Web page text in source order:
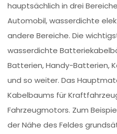
hauptsächlich in drei
Automobil, wasserdichte
andere Bereiche. Die
wasserdichte
Batterien, Handy-Batterien,
und so weiter. Das
Kabelbaums für
Fahrzeugmotors. Zum
der Nähe des Feldes